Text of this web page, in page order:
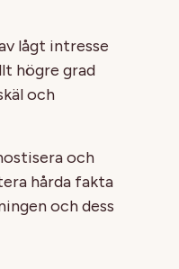
lågt intresse
högre grad
och
och
hårda fakta
och dess